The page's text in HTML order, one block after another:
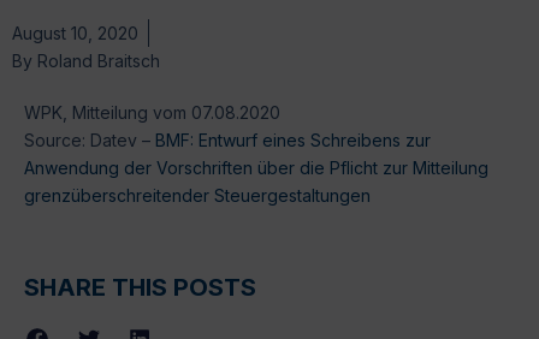
August 10, 2020
By Roland Braitsch
WPK, Mitteilung vom 07.08.2020
Source: Datev – BMF: Entwurf eines Schreibens zur
Anwendung der Vorschriften über die Pflicht zur Mitteilung
grenzüberschreitender Steuergestaltungen
SHARE THIS POSTS